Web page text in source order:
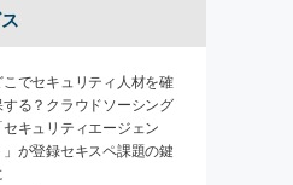
こでセキュリティ人材を確
する？クラウドソーシング
セキュリティエージェン
」が登録セキスペ課題の鍵